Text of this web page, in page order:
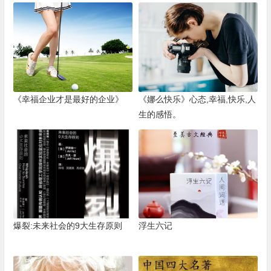
《幸福企业才是最好的企业》
《娜么快乐》心态,幸福,快乐,人
生的感悟。
爆裂:未来社会的9大生存原则 浮生六记